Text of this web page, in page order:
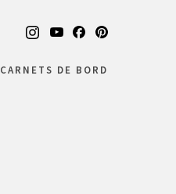
CARNETS DE BORD